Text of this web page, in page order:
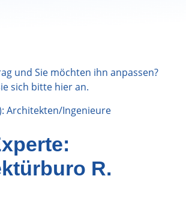
und Sie möchten ihn anpassen?
sich bitte hieran.
Architekten/Ingenieure
R.